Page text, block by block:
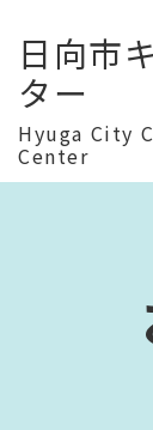
日向市
ター
Hyuga City
Center